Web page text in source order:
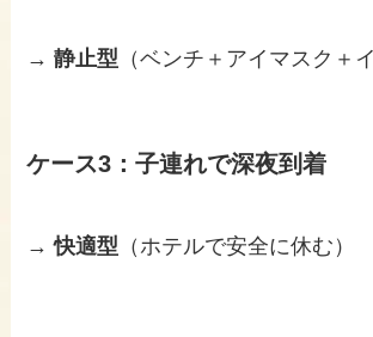
→静止型 （ベンチ＋アイマスク＋
ケース3：子連れで深夜到着
→快適型 （ホテルで安全に休む）